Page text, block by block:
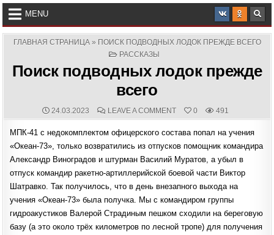
MENU
ГЛАВНАЯ СТРАНИЦА» ПОИСК ПОДВОДНЫХ ЛОДОК ПРЕЖДЕ ВСЕГО
POSTED
РАССКАЗЫ
Поиск подводных лодок прежде
всего
PUBLISHED
DATE:
24.03.2023 COMMENTS:
LEAVE A COMMENTON
ПОИСК
ЛОДОК
ВСЕГО
0 491
МПК-41 с недокомплектом офицерского состава попал на учения
«Океан-73», только возвратились из отпусков помощник командира
Александр Виноградов и штурман Василий Муратов, а убыл в
отпуск командир ракетно-артиллерийской боевой части Виктор
Шатравко. Так получилось, что в день внезапного выхода на
учения «Океан-73» была получка. Мы с командиром группы
гидроакустиков Валерой Страдиным пешком сходили на береговую
базу (а это около трёх километров по лесной тропе) для получения